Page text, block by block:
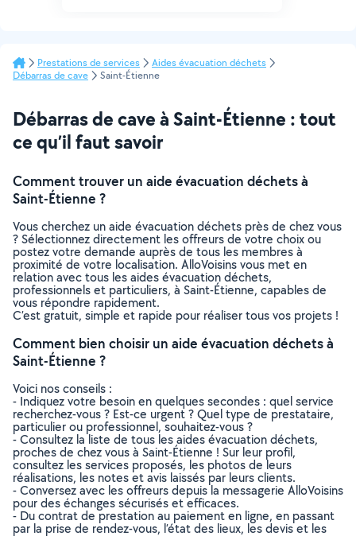
Prestations de services
Aides évacuation déchets
Débarras de cave
Saint-Étienne
Débarras de cave à Saint-Étienne : tout
ce qu’il faut savoir
Comment trouver un aide évacuation déchets à
Saint-Étienne ?
Vous cherchez un aide évacuation déchets près de chez vous
? Sélectionnez directement les offreurs de votre choix ou
postez votre demande auprès de tous les membres à
proximité de votre localisation. AlloVoisins vous met en
relation avec tous les aides évacuation déchets,
professionnels et particuliers, à Saint-Étienne, capables de
vous répondre rapidement.
C’est gratuit, simple et rapide pour réaliser tous vos projets !
Comment bien choisir un aide évacuation déchets à
Saint-Étienne ?
Voici nos conseils :
- Indiquez votre besoin en quelques secondes : quel service
recherchez-vous ? Est-ce urgent ? Quel type de prestataire,
particulier ou professionnel, souhaitez-vous ?
- Consultez la liste de tous les aides évacuation déchets,
proches de chez vous à Saint-Étienne ! Sur leur profil,
consultez les services proposés, les photos de leurs
réalisations, les notes et avis laissés par leurs clients.
- Conversez avec les offreurs depuis la messagerie AlloVoisins
pour des échanges sécurisés et efficaces.
- Du contrat de prestation au paiement en ligne, en passant
par la prise de rendez-vous, l’état des lieux, les devis et les